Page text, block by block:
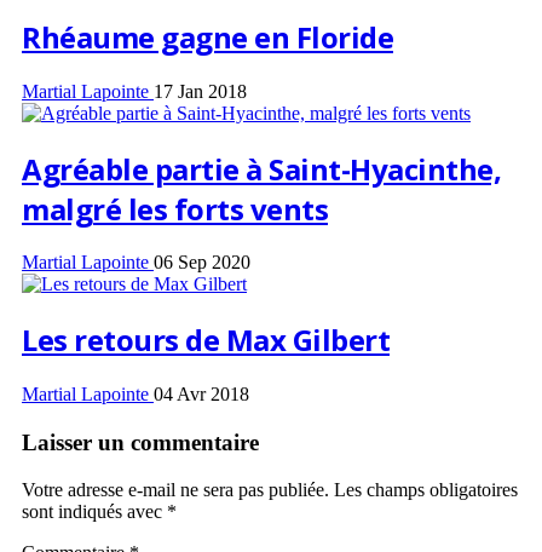
Rhéaume gagne en Floride
Martial Lapointe 17 Jan 2018
Agréable partie à Saint-Hyacinthe,
malgré les forts vents
Martial Lapointe 06 Sep 2020
Les retours de Max Gilbert
Martial Lapointe 04 Avr 2018
Laisser un commentaire
Votre adresse e-mail ne sera pas publiée. Les champs obligatoires
sont indiqués avec *